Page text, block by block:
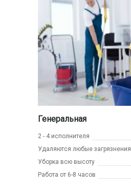
Генеральная
2 - 4 исполнителя
Удаляются любые загрязнения
Уборка всю высоту
Работа от 6-8 часов